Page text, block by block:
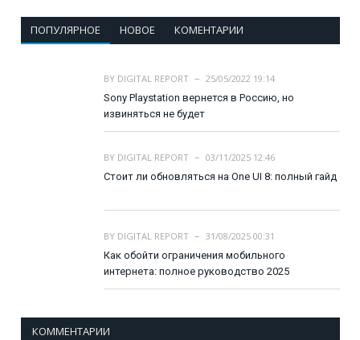
ПОПУЛЯРНОЕ НОВОЕ КОМЕНТАРИИ
BY DIGITAL REPORT
25/05/2022 19:14
Sony Playstation вернется в Россию, но
извиняться не будет
BY DIGITAL REPORT
03/11/2025 12:46
Стоит ли обновляться на One UI 8: полный гайд
BY DIGITAL REPORT
31/08/2025 00:31
Как обойти ограничения мобильного
интернета: полное руководство 2025
КОММЕНТАРИИ